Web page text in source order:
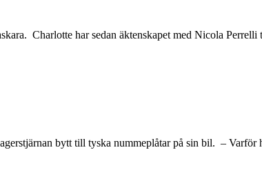
Charlotte har sedan äktenskapet med Nicola Perrelli
bytt till tyska nummeplåtar på sin bil. – Varför